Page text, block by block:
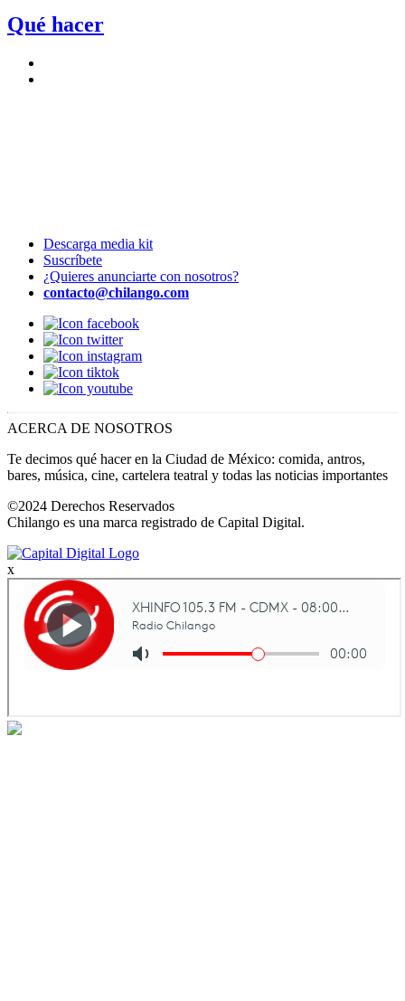
Qué hacer
Descarga media kit
Suscríbete
¿Quieres anunciarte con nosotros?
contacto@chilango.com
ACERCA DE NOSOTROS
Te decimos qué hacer en la Ciudad de México: comida, antros,
bares, música, cine, cartelera teatral y todas las noticias importantes
©2024 Derechos Reservados
Chilango es una marca registrado de Capital Digital.
x